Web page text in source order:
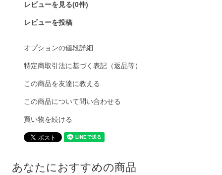
レビューを見る(0件)
レビューを投稿
オプションの値段詳細
特定商取引法に基づく表記（返品等）
この商品を友達に教える
この商品について問い合わせる
買い物を続ける
あなたにおすすめの商品